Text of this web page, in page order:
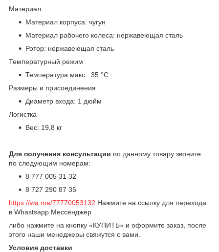
Материал
Материал корпуса: чугун
Материал рабочего колеса: нержавеющая сталь
Ротор: нержавеющая сталь
Температурный режим
Температура макс.: 35 °С
Размеры и присоединения
Диаметр входа: 1 дюйм
Логистка
Вес: 19,8 кг
Для получения консультации по данному товару звоните
по следующим номерам:
8 777 005 31 32
8 727 290 87 35
https://wa.me/77770053132 Нажмите на ссылку для перехода
в Whastsapp Мессенджер
либо нажмите на кнопку «КУПИТЬ» и оформите заказ, после
этого наши менеджеры свяжутся с вами.
Условия доставки